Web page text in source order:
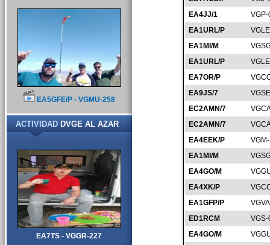
EA4JJ/1
EA1URL/P
EA1MI/M
EA1URL/P
EA7OR/P
EA9JS/7
EC2AMN/7
EC2AMN/7
EA4EEK/P
EA1MI/M
EA4GO/M
EA4XK/P
EA1GFP/P
ED1RCM
EA4GO/M
EA5GFE/P - VGMU-258
ACTIVIDADDVGE AL AZAR
EA7TS - VGGR-227